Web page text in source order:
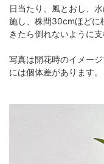
日当たり、風とおし、
施し、株間30cmほどに
きたら倒れないように支
写真は開花時のイメー
には個体差があります。